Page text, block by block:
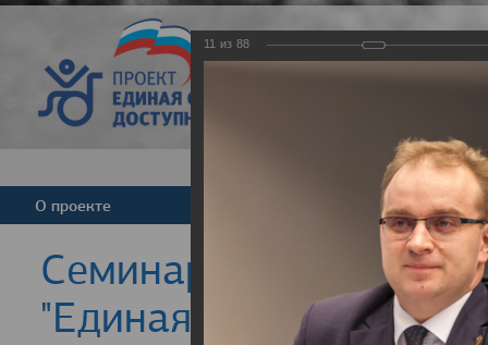
Версия для
О проекте Новости
Cеминар для
"Единая страна -
11 из 88